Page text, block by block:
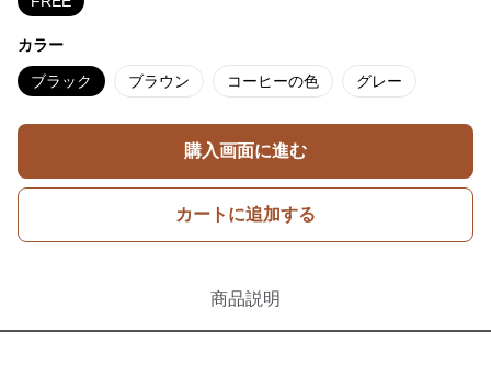
カラー
ブラック ブラウン コーヒーの色 グレー
購入画面に進む
カートに追加する
商品説明